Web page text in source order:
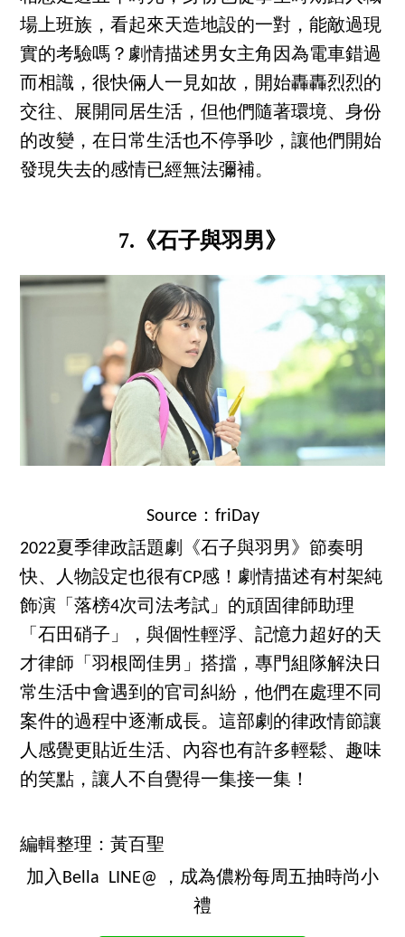
場上班族，看起來天造地設的一對，能敵過現
實的考驗嗎？劇情描述男女主角因為電車錯過
而相識，很快倆人一見如故，開始轟轟烈烈的
交往、展開同居生活，但他們隨著環境、身份
的改變，在日常生活也不停爭吵，讓他們開始
發現失去的感情已經無法彌補。
7.《石子與羽男》
Source：friDay
2022夏季律政話題劇《石子與羽男》節奏明
快、人物設定也很有CP感！劇情描述有村架純
飾演「落榜4次司法考試」的頑固律師助理
「石田硝子」，與個性輕浮、記憶力超好的天
才律師「羽根岡佳男」搭擋，專門組隊解決日
常生活中會遇到的官司糾紛，他們在處理不同
案件的過程中逐漸成長。這部劇的律政情節讓
人感覺更貼近生活、內容也有許多輕鬆、趣味
的笑點，讓人不自覺得一集接一集！
編輯整理：黃百聖
加入Bella LINE@ ，成為儂粉每周五抽時尚小
禮